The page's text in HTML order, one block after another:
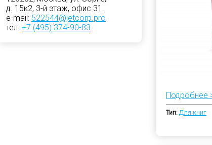
д. 15к2, 3-й этаж, офис 31.
e-mail: 522544@jetcorp.pro
тел. +7 (495) 374-90-83
Подробнее
Тип: Для книг